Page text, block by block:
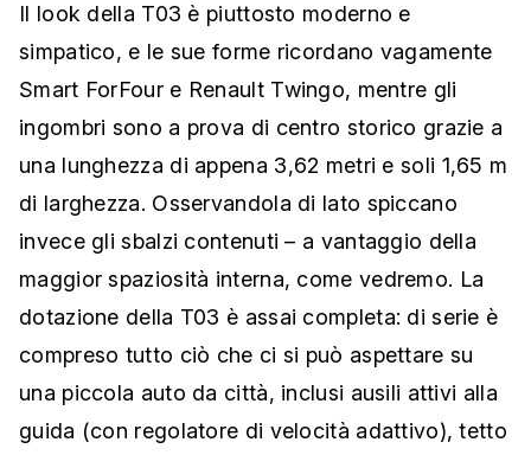
Il look della T03 è piuttosto moderno e
simpatico, e le sue forme ricordano vagamente
Smart ForFour e Renault Twingo, mentre gli
ingombri sono a prova di centro storico grazie a
una lunghezza di appena 3,62 metri e soli 1,65 m
di larghezza. Osservandola di lato spiccano
invece gli sbalzi contenuti – a vantaggio della
maggior spaziosità interna, come vedremo. La
dotazione della T03 è assai completa: di serie è
compreso tutto ciò che ci si può aspettare su
una piccola auto da città, inclusi ausili attivi alla
guida (con regolatore di velocità adattivo), tetto